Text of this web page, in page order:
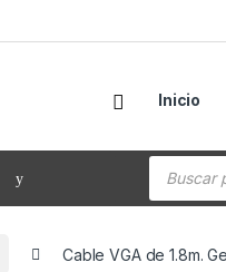
Inicio
Cable VGA de 1.8m.